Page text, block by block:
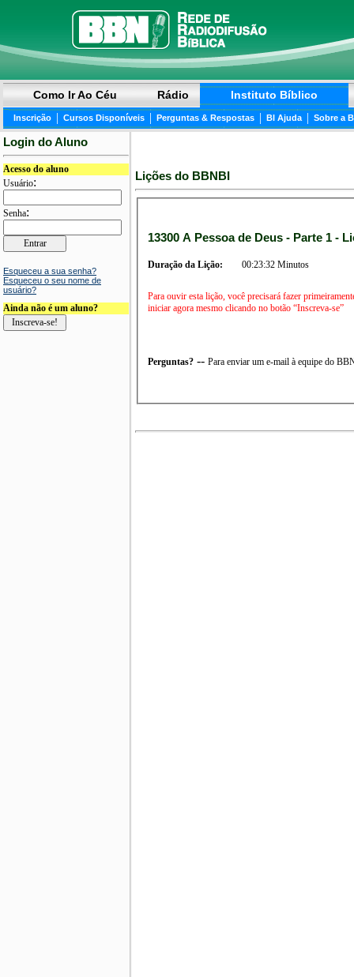
Como Ir Ao Céu Rádio Instituto Bíblico
Inscrição | Cursos Disponíveis | Perguntas & Respostas | BI Ajuda | Sobre a
Login do Aluno
Acesso do aluno
Usuário:
Senha:
Esqueceu a sua senha?
Esqueceu o seu nome de
usuário?
Ainda não é um aluno?
Lições do BBNBI
13300 A Pessoa de Deus - Parte 1 -
Duração da Lição: 00:23:32 Minutos
Para ouvir esta lição, você precisará fazer
iniciar agora mesmo clicando no botão “Inscreva-se”
Perguntas? -- Para enviar um e-mail à equipe do